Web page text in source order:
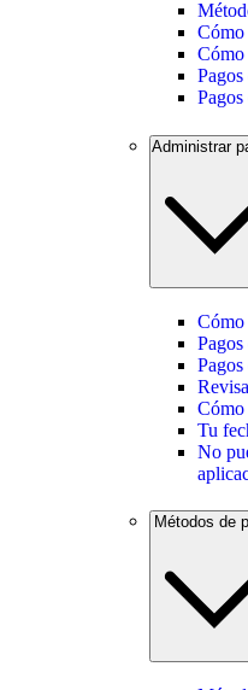
Cómo
Cómo
Administrar
Cómo
Cómo
Tu
No